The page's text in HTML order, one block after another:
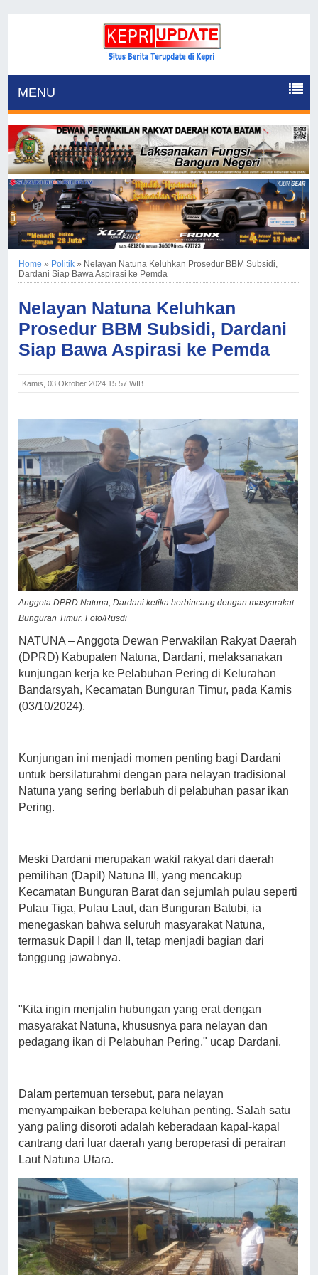
MENU
Home » Politik » Nelayan Natuna Keluhkan Prosedur BBM Subsidi,
Dardani Siap Bawa Aspirasi ke Pemda
Nelayan Natuna Keluhkan
Prosedur BBM Subsidi, Dardani
Siap Bawa Aspirasi ke Pemda
Kamis, 03 Oktober 2024 15.57 WIB
Anggota DPRD Natuna, Dardani ketika berbincang dengan masyarakat
Bunguran Timur. Foto/Rusdi
NATUNA – Anggota Dewan Perwakilan Rakyat Daerah
(DPRD) Kabupaten Natuna, Dardani, melaksanakan
kunjungan kerja ke Pelabuhan Pering di Kelurahan
Bandarsyah, Kecamatan Bunguran Timur, pada Kamis
(03/10/2024).
Kunjungan ini menjadi momen penting bagi Dardani
untuk bersilaturahmi dengan para nelayan tradisional
Natuna yang sering berlabuh di pelabuhan pasar ikan
Pering.
Meski Dardani merupakan wakil rakyat dari daerah
pemilihan (Dapil) Natuna III, yang mencakup
Kecamatan Bunguran Barat dan sejumlah pulau seperti
Pulau Tiga, Pulau Laut, dan Bunguran Batubi, ia
menegaskan bahwa seluruh masyarakat Natuna,
termasuk Dapil I dan II, tetap menjadi bagian dari
tanggung jawabnya.
"Kita ingin menjalin hubungan yang erat dengan
masyarakat Natuna, khususnya para nelayan dan
pedagang ikan di Pelabuhan Pering," ucap Dardani.
Dalam pertemuan tersebut, para nelayan
menyampaikan beberapa keluhan penting. Salah satu
yang paling disoroti adalah keberadaan kapal-kapal
cantrang dari luar daerah yang beroperasi di perairan
Laut Natuna Utara.